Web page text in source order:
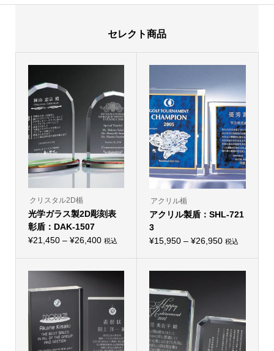
セレクト商品
クリスタル2D楯
光学ガラス製2D彫刻表
彰盾：DAK-1507
¥21,450 – ¥26,400価
¥26,400
税込
の
品
は
アクリル楯
アクリル製盾：SHL-721
3
¥15,950 – ¥26,950価税込
の
は
複
数
の
バ
リ
エ